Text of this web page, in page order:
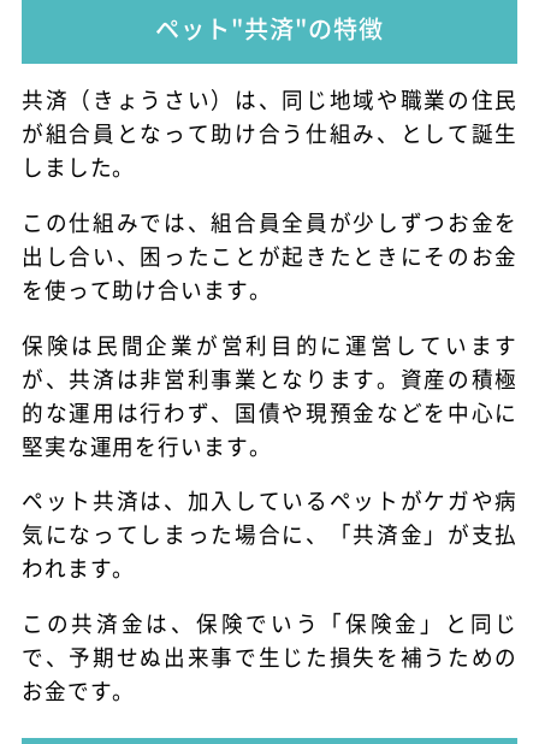
ペット"共済"の特徴
共済（きょうさい）は、同じ地域や職業の住民
が組合員となって助け合う仕組み、として誕生
しました。
この仕組みでは、組合員全員が少しずつお金を
出し合い、困ったことが起きたときにそのお金
を使って助け合います。
保険は民間企業が営利目的に運営しています
が、共済は非営利事業となります。資産の積極
的な運用は行わず、国債や現預金などを中心に
堅実な運用を行います。
ペット共済は、加入しているペットがケガや病
気になってしまった場合に、「共済金」が支払
われます。
この共済金は、保険でいう「保険金」と同じ
で、予期せぬ出来事で生じた損失を補うための
お金です。